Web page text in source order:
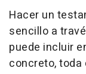
Hacer un
sencillo a
puede incluir
concreto, toda